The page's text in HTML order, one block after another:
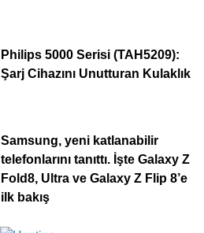
Philips 5000 Serisi (TAH5209):
Şarj Cihazını Unutturan Kulaklık
Samsung, yeni katlanabilir
telefonlarını tanıttı. İşte Galaxy Z
Fold8, Ultra ve Galaxy Z Flip 8’e
ilk bakış